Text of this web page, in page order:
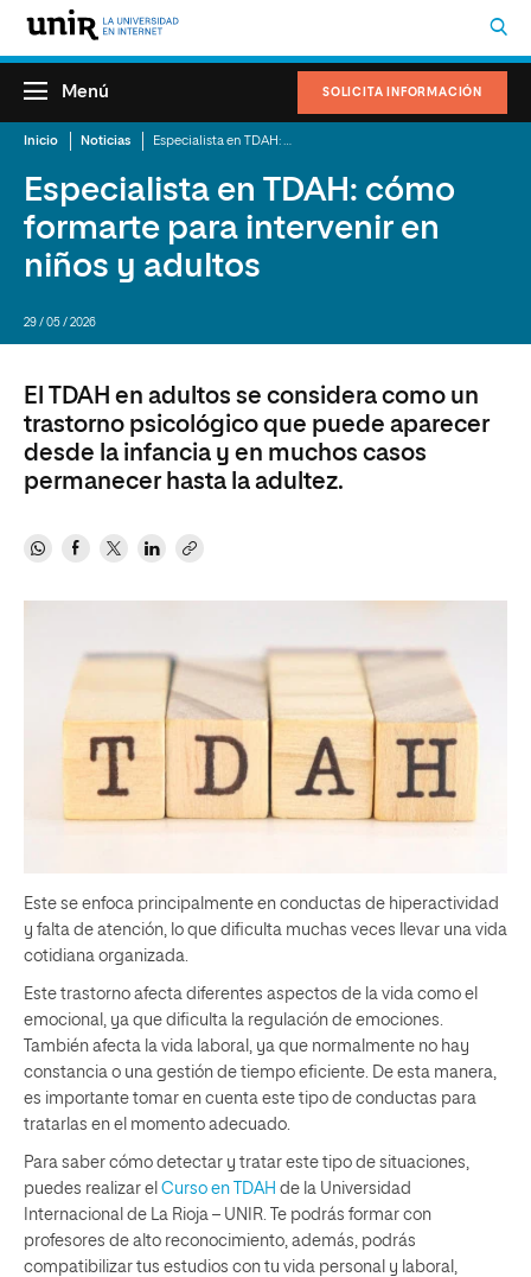
SOLICITA INFORMACIÓN
Menú
Inicio Noticias
Especialista en TDAH: cómo
formarte para intervenir en
niños y adultos
29 / 05 / 2026
El TDAH en adultos se considera como un
trastorno psicológico que puede aparecer
desde la infancia y en muchos casos
permanecer hasta la adultez.
Este se enfoca principalmente en conductas de hiperactividad
y falta de atención, lo que dificulta muchas veces llevar una vida
cotidiana organizada.
Este trastorno afecta diferentes aspectos de la vida como el
emocional, ya que dificulta la regulación de emociones.
También afecta la vida laboral, ya que normalmente no hay
constancia o una gestión de tiempo eficiente. De esta manera,
es importante tomar en cuenta este tipo de conductas para
tratarlas en el momento adecuado.
Para saber cómo detectar y tratar este tipo de situaciones,
puedes realizar el Curso en TDAH de la Universidad
Internacional de La Rioja – UNIR. Te podrás formar con
profesores de alto reconocimiento, además, podrás
compatibilizar tus estudios con tu vida personal y laboral,